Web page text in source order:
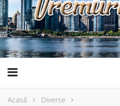
Acasă
Diverse